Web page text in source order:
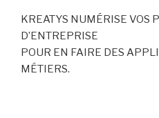
KREATYS NUMÉRISE VOS
D’ENTREPRISE
POUR EN FAIRE DES
MÉTIERS.